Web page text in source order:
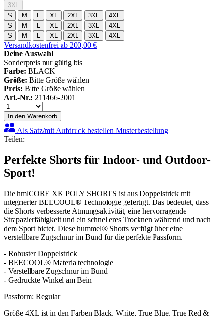
3XL
S
M XL 2XL 3XL
4XL
S
M XL 2XL 3XL
4XL
S
M XL 2XL 3XL 4XL
Versandkostenfrei ab 200,00 €
Deine Auswahl
Sonderpreis nur gültig bis
Farbe: BLACK
Größe: Bitte Größe wählen
Preis: Bitte Größe wählen
Art.-Nr.: 211466-2001
In den Warenkorb
Als Satz/mit Aufdruck bestellen Musterbestellung
Teilen:
Perfekte Shorts für Indoor- und Outdoor-
Sport!
Die hmlCORE XK POLY SHORTS ist aus Doppelstrick mit
integrierter BEECOOL® Technologie gefertigt. Das bedeutet, dass
die Shorts verbesserte Atmungsaktivität, eine hervorragende
Strapazierfähigkeit und ein schnelleres Trocknen während und nach
dem Sport bietet. Diese hummel® Shorts verfügt über eine
verstellbare Zugschnur im Bund für die perfekte Passform.
- Robuster Doppelstrick
- BEECOOL® Materialtechnologie
- Verstellbare Zugschnur im Bund
- Gedruckte Winkel am Bein
Passform: Regular
Größe 4XL ist in den Farben Black, White, True Blue, True Red &